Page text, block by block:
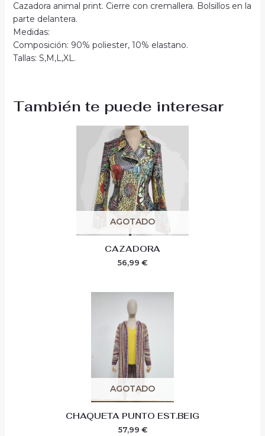
Cazadora animal print. Cierre con cremallera. Bolsillos en la
parte delantera.
Medidas:
Composición: 90% poliester, 10% elastano.
Tallas: S,M,L,XL.
También te puede interesar
AGOTADO
CAZADORA
56,99 €
AGOTADO
CHAQUETA PUNTO EST.BEIG
57,99 €